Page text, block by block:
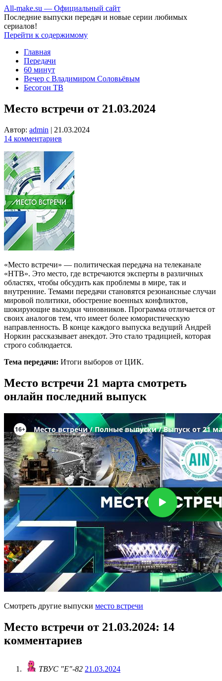
All-make.su — Официальный сайт
Последние выпуски передач и новые серии любимых
сериалов!
Перейти к содержимому
Главная
Передачи
60 минут
Вечер с Владимиром Соловьёвым
Бесогон ТВ
Место встречи от 21.03.2024
Автор: admin | 21.03.2024
14 комментариев
«Место встречи» — политическая передача на телеканале
«НТВ». Это место, где встречаются эксперты в различных
областях, чтобы обсудить как проблемы в мире, так и
внутренние. Темами передачи становятся резонансные случаи
мировой политики, обострение военных конфликтов,
шокирующие выходки чиновников. Программа отличается от
своих аналогов тем, что имеет более юмористическую
направленность. В конце каждого выпуска ведущий Андрей
Норкин рассказывает анекдот. Это стало традицией, которая
строго соблюдается.
Тема передачи: Итоги выборов от ЦИК.
Место встречи 21 марта смотреть
онлайн последний выпуск
Смотреть другие выпуски место встречи
Место встречи от 21.03.2024: 14
комментариев
ТВУС "Е"-82 21.03.2024